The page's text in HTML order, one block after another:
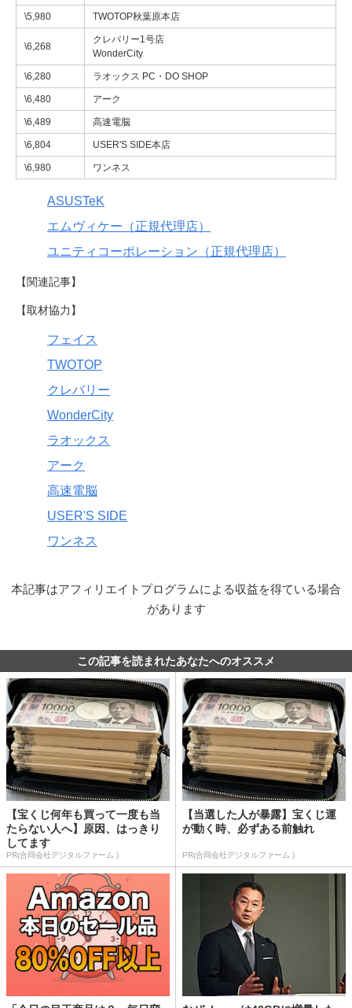
\5,980 TWOTOP秋葉原本店
\6,268
クレバリー1号店
WonderCity
\6,280 ラオックス PC・DO SHOP
\6,480 アーク
\6,489 高速電脳
\6,804 USER'S SIDE本店
\6,980 ワンネス
ASUSTeK
エムヴィケー（正規代理店）
ユニティコーポレーション（正規代理店）
【関連記事】
【取材協力】
フェイス
TWOTOP
クレバリー
WonderCity
ラオックス
アーク
高速電脳
USER'S SIDE
ワンネス
本記事はアフィリエイトプログラムによる収益を得ている場合
があります
この記事を読まれたあなたへのオススメ
【宝くじ何年も買って一度も当
たらない人へ】原因、はっきり
してます
PR(合同会社デジタルファーム )
【当選した人が暴露】宝くじ運
が動く時、必ずある前触れ
PR(合同会社デジタルファーム )